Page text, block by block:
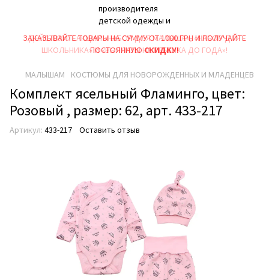
ЗАКАЗЫВАЙТЕ ТОВАРЫ НА СУММУ ОТ 1000 ГРН И ПОЛУЧАЙТЕ
ПОСТОЯННУЮСКИДКУ!
ДЕЙСТВУЮТ АКЦИИ «НАБОР ДЛЯ МАЛЫША», «НАБОР ДЛЯ
ШКОЛЬНИКА» И «ВЫПЛАТЫ НА РЕБEНКА ДО ГОДА»!
МАЛЫШАМ КОСТЮМЫ ДЛЯ НОВОРОЖДЕННЫХ И МЛАДЕНЦЕВ
Комплект ясельный Фламинго, цвет:
Розовый , размер: 62, арт. 433-217
Артикул: 433-217 Оставить отзыв